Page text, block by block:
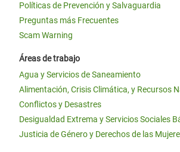
Políticas de Prevención y Salvaguardia
Preguntas más Frecuentes
Scam Warning
Áreas de trabajo
Agua y Servicios de Saneamiento
Alimentación, Crisis Climática, y Recursos
Conflictos y Desastres
Desigualdad Extrema y Servicios Sociales
Justicia de Género y Derechos de las